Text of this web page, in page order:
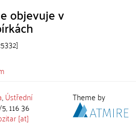
objevuje v
,Ústřední
116 36
[at]
Theme by